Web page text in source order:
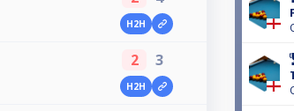
H2H
2 3
H2H